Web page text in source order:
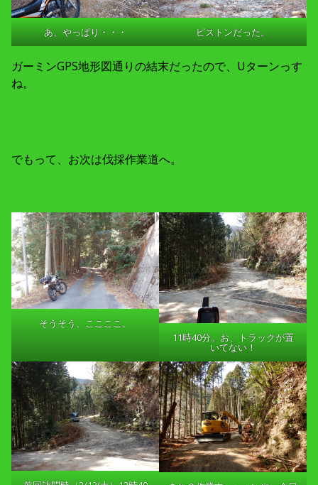
あ、やっぱり・・・ ピストンだった。
ガーミンGPS地形図通りの結末だったので、Uターンっす
ね。
でもって、お次は伐採作業道へ。
そうそう、ここここ。
11時40分。お、トラックが置
いてない！